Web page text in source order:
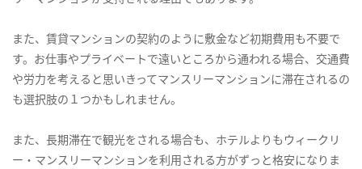
また、賃貸マンションの契約のように敷金など初期費用も不要で
す。お仕事やプライベートで遠いところから通われる場合、交通費
や労力を考えると思いきってマンスリーマンションに滞在されるの
も選択肢の１つかもしれません。
また、長期滞在で観光をされる場合も、ホテルよりもウィークリ
ー・マンスリーマンションを利用される方がずっと格安になりま